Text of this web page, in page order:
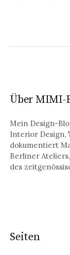
Über MIMI-
Mein Design-
Interior Design,
dokumentiert
Berliner
des
Seiten